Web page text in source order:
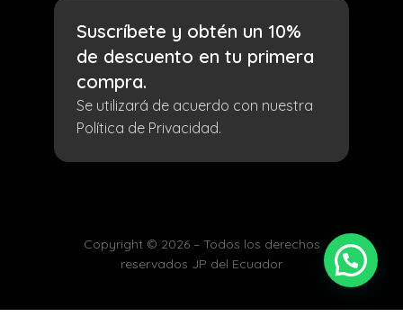
Suscríbete y obtén un 10%
de descuento en tu primera
compra.
Se utilizará de acuerdo con nuestra
Política de Privacidad.
Copyright © 2026 – Todos los derechos
reservados JP del Ecuador